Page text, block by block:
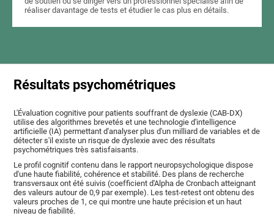
réaliser davantage de tests et étudier le cas plus en détails.
Résultats psychométriques
L'Évaluation cognitive pour patients souffrant de dyslexie (CAB-DX)
utilise des algorithmes brevetés et une technologie d'intelligence
artificielle (IA) permettant d'analyser plus d'un milliard de variables et de
détecter s'il existe un risque de dyslexie avec des résultats
psychométriques très satisfaisants.
Le profil cognitif contenu dans le rapport neuropsychologique dispose
d'une haute fiabilité, cohérence et stabilité. Des plans de recherche
transversaux ont été suivis (coefficient d'Alpha de Cronbach atteignant
des valeurs autour de 0,9 par exemple). Les test-retest ont obtenu des
valeurs proches de 1, ce qui montre une haute précision et un haut
niveau de fiabilité.